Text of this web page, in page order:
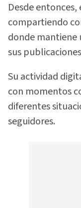
Desde
compartiendo
donde mantiene
sus
Su actividad
con momentos
diferentes
seguidores.